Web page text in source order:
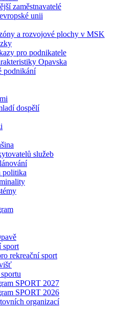
zaměstnavatelé
unii
a rozvojové plochy v MSK
pro podnikatele
Opavska
podnikání
dospělí
služeb
politika
sport
rekreační sport
SPORT 2027
SPORT 2026
organizací